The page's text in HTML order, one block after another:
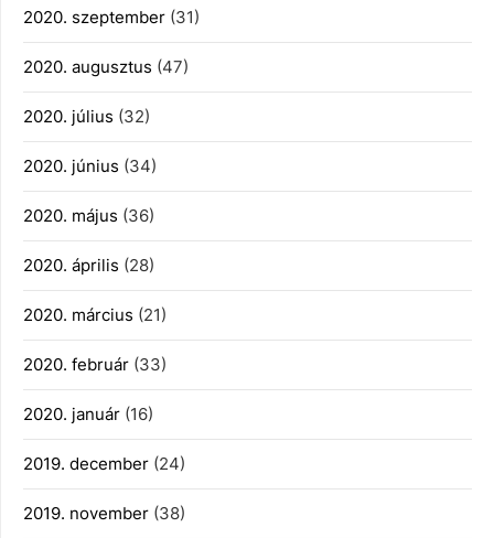
2020. szeptember (31)
2020. augusztus (47)
2020. július (32)
2020. június (34)
2020. május (36)
2020. április (28)
2020. március (21)
2020. február (33)
2020. január (16)
2019. december (24)
2019. november (38)